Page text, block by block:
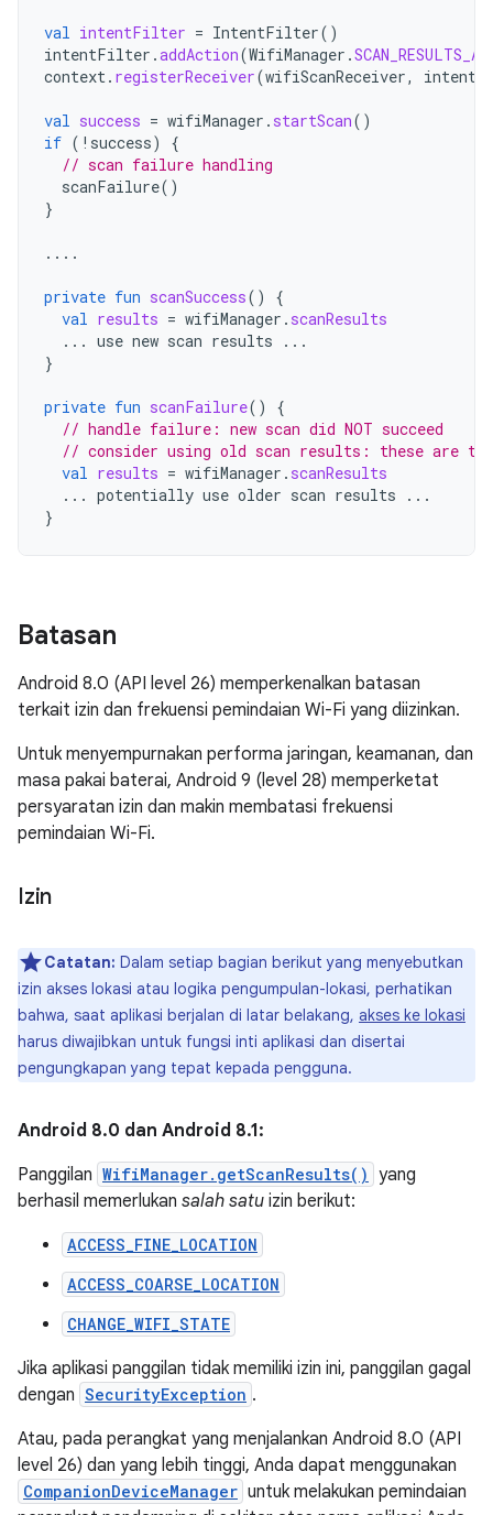
val intentFilter = IntentFilter()
intentFilter .addAction(WifiManager .
context. registerReceiver(wifiScanReceiver,
val success = wifiManager . startScan()
if ( ! success)
{
// scan failure handling
scanFailure()
}
....
private fun scanSuccess()
{
val results = wifiManager . scanResults
... use new scan results
...
}
private fun scanFailure()
{
// handle failure: new scan did NOT succeed
// consider using old scan results: these are
val results = wifiManager . scanResults
... potentially use older scan results
...
}
Batasan
Android 8.0 (API level 26) memperkenalkan batasan
terkait izin dan frekuensi pemindaian Wi-Fi yang diizinkan.
Untuk menyempurnakan performa jaringan, keamanan, dan
masa pakai baterai, Android 9 (level 28) memperketat
persyaratan izin dan makin membatasi frekuensi
pemindaian Wi-Fi.
Izin
Catatan: Dalam setiap bagian berikut yang menyebutkan
izin akses lokasi atau logika pengumpulan-lokasi, perhatikan
bahwa, saat aplikasi berjalan di latar belakang, akses ke lokasi
harus diwajibkan untuk fungsi inti aplikasi dan disertai
pengungkapan yang tepat kepada pengguna.
Android 8.0 dan Android 8.1:
Panggilan WifiManager.getScanResults() yang
berhasil memerlukan salah satu izin berikut:
ACCESS_FINE_LOCATION
ACCESS_COARSE_LOCATION
CHANGE_WIFI_STATE
Jika aplikasi panggilan tidak memiliki izin ini, panggilan gagal
dengan SecurityException .
Atau, pada perangkat yang menjalankan Android 8.0 (API
level 26) dan yang lebih tinggi, Anda dapat menggunakan
CompanionDeviceManager untuk melakukan pemindaian